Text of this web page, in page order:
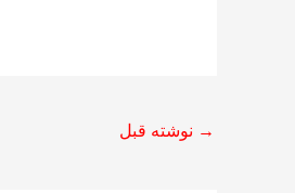
→ نوشته قبل